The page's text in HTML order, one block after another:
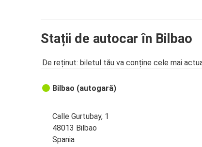
Stații de autocar în Bilbao
De reținut: biletul tău va conține cele mai
Bilbao (autogară)
Calle Gurtubay, 1
48013 Bilbao
Spania